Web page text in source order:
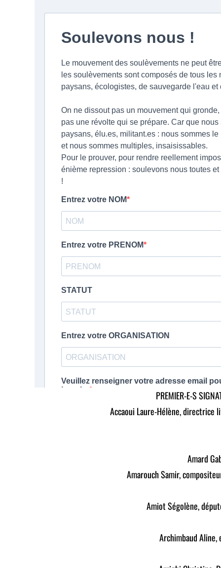
PREMIER-E-S
Accaoui Laure-Hélène, directrice
Amard
Amarouch Samir,
Amiot Ségolène,
Archimbaud